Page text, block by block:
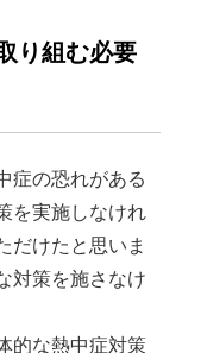
り組む必要
症の恐れがある
を実施しなけれ
だけたと思いま
対策を施さなけ
的な熱中症対策